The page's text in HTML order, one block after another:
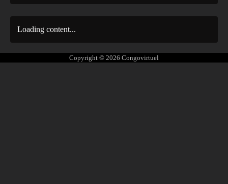
Loading content...
Copyright © 2026 Congovirtuel